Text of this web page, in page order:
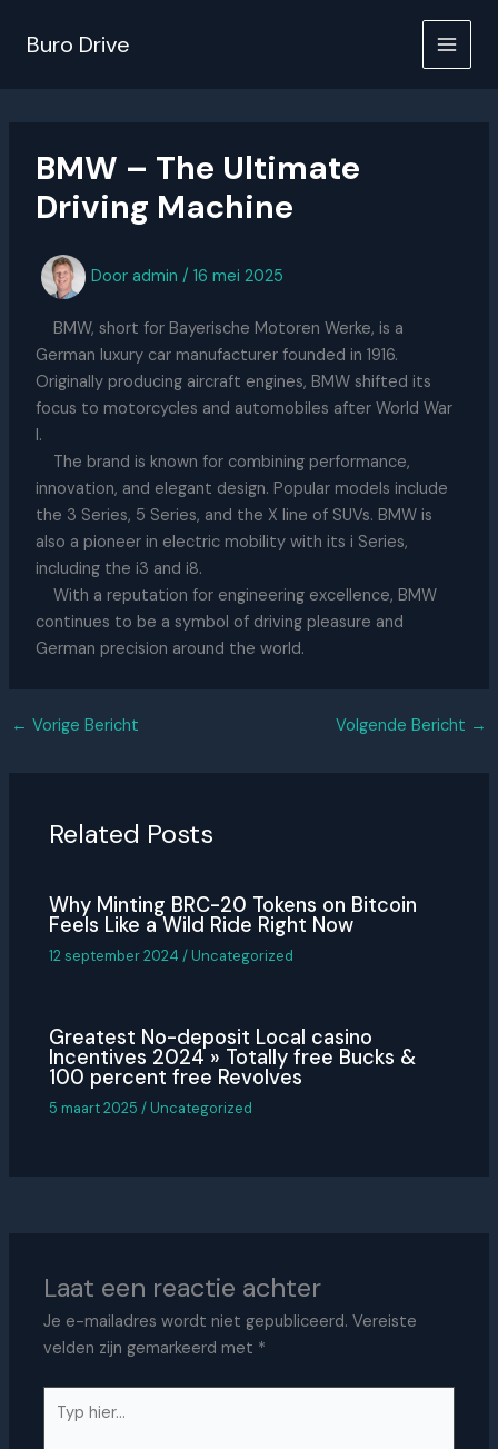
naarBuro Drive
BMW – The Ultimate
Driving Machine
Door admin / 16 mei 2025
BMW, short for Bayerische Motoren Werke, is a
German luxury car manufacturer founded in 1916.
Originally producing aircraft engines, BMW shifted its
focus to motorcycles and automobiles after World War
I.
The brand is known for combining performance,
innovation, and elegant design. Popular models include
the 3 Series, 5 Series, and the X line of SUVs. BMW is
also a pioneer in electric mobility with its i Series,
including the i3 and i8.
With a reputation for engineering excellence, BMW
continues to be a symbol of driving pleasure and
German precision around the world.
← Vorige Bericht Volgende Bericht →
Related Posts
Why Minting BRC-20 Tokens on Bitcoin
Feels Like a Wild Ride Right Now
12 september 2024/ Uncategorized
Greatest No-deposit Local casino
Incentives 2024 » Totally free Bucks &
100 percent free Revolves
5 maart 2025/ Uncategorized
Laat een reactie achter
Je e-mailadres wordt niet gepubliceerd. Vereiste
velden zijn gemarkeerd met *
hier...